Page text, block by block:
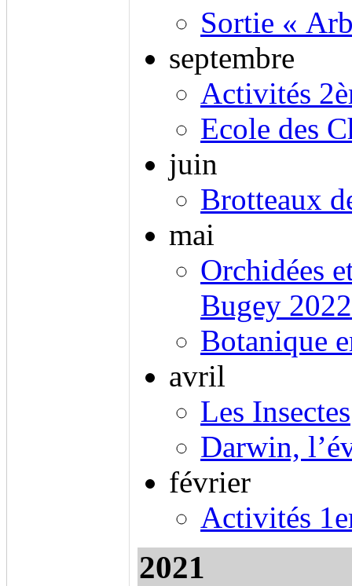
Sortie «
septembre
Activités
Ecole des
juin
Brotteaux
mai
Orchidées
Bugey 2022
Botanique
avril
Les Insectes
Darwin,
février
Activités
2021